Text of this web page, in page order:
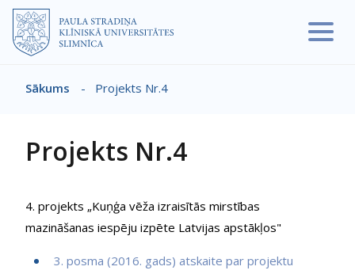
Pārlekt uz galveno saturu
Atpakaļceļš
Sākums - Projekts Nr.4
Projekts Nr.4
4. projekts „Kuņģa vēža izraisītās mirstības
mazināšanas iespēju izpēte Latvijas apstākļos"
3. posma (2016. gads) atskaite par projektu